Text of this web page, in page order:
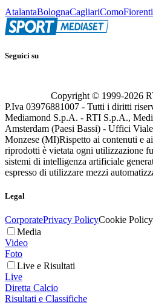
AtalantaBolognaCagliariComo
Seguici su
Copyright © 1999-2026
P.Iva 03976881007 - Tutti i diritti
Mediamond S.p.A. - RTI S.p.A.,
Amsterdam (Paesi Bassi) - Uffici
Monzese (MI)Rispetto ai contenuti e
riprodotti è vietata ogni utilizzazione
sistemi di intelligenza artificiale
espresso di utilizzare mezzi
Legal
CorporatePrivacy PolicyCookie Policy
Media
Video
Foto
Live e Risultati
Live
Diretta Calcio
Risultati e Classifiche